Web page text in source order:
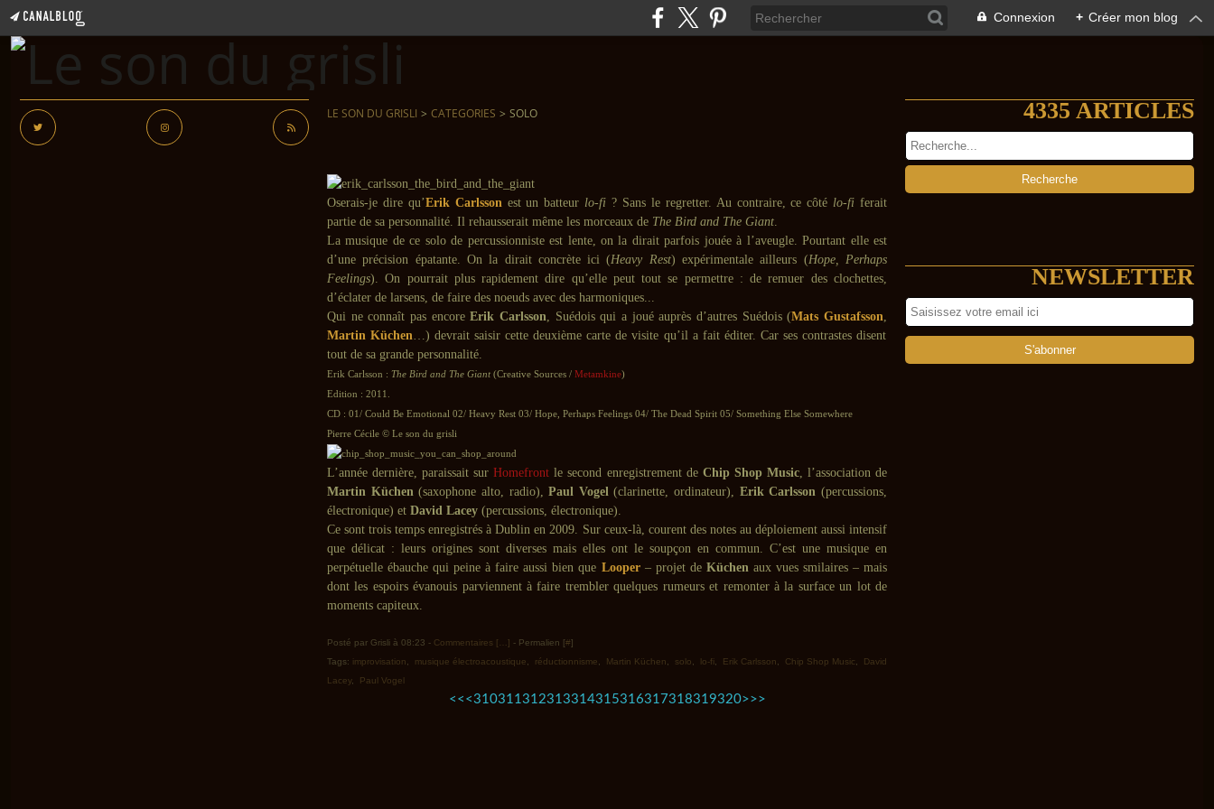
Connexion + Créer mon blog
LE SON DU GRISLI > CATEGORIES > SOLO
Oserais-je dire qu’Erik Carlsson est un batteur lo-fi? Sans le regretter. Au contraire, ce côté lo-fi ferait
partie de sa personnalité. Il rehausserait même les morceaux de The Bird and The Giant.
La musique de ce solo de percussionniste est lente, on la dirait parfois jouée à l’aveugle. Pourtant elle est
d’une précision épatante. On la dirait concrète ici (Heavy Rest) expérimentale ailleurs (Hope, Perhaps
Feelings). On pourrait plus rapidement dire qu’elle peut tout se permettre : de remuer des clochettes,
d’éclater de larsens, de faire des noeuds avec des harmoniques...
Qui ne connaît pas encoreErik Carlsson, Suédois qui a joué auprès d’autres Suédois (Mats Gustafsson,
Martin Küchen…) devrait saisir cette deuxième carte de visite qu’il a fait éditer. Car ses contrastes disent
tout de sa grande personnalité.
Erik Carlsson : The Bird and The Giant (Creative Sources / Metamkine)
Edition : 2011.
CD : 01/ Could Be Emotional 02/ Heavy Rest 03/ Hope, Perhaps Feelings 04/ The Dead Spirit 05/ Something Else Somewhere
Pierre Cécile © Le son du grisli
L’année dernière, paraissait surHomefrontle second enregistrement de Chip Shop Music, l’association de
Martin Küchen(saxophone alto, radio),Paul Vogel(clarinette, ordinateur), Erik Carlsson(percussions,
électronique) et David Lacey (percussions, électronique).
Ce sont trois temps enregistrés à Dublin en 2009. Sur ceux-là, courent des notes au déploiement aussi intensif
que délicat : leurs origines sont diverses mais elles ont le soupçon en commun. C’est une musique en
perpétuelle ébauche qui peine à faire aussi bien que Looper – projet de Küchen aux vues smilaires – mais
dont les espoirs évanouis parviennent à faire trembler quelques rumeurs et remonter à la surface un lot de
moments capiteux.
Posté par Grisli à 08:23 - Commentaires [ ] - Permalien [#]
Tags: improvisation musique électroacoustique réductionnisme Martin Küchen solo lo-fi Erik Carlsson Chip Shop Music
David
Lacey, Paul Vogel
<< < 300
310311312313314315316317318319320
330
340
350
360
370
380
390
400 >>>
4335 ARTICLES
NEWSLETTER